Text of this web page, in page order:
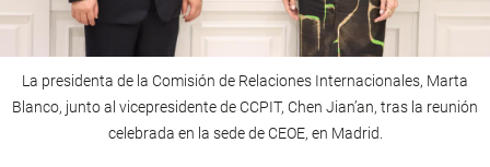
La presidenta de la Comisión de Relaciones Internacionales, Marta
Blanco, junto al vicepresidente de CCPIT, Chen Jian’an, tras la reunión
celebrada en la sede de CEOE, en Madrid.